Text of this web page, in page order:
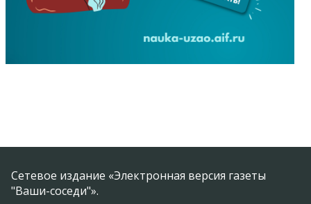
Сетевое издание «Электронная версия газеты
"Ваши-соседи"».